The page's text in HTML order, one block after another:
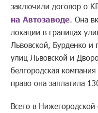
заключили договор о
на Автозаводе. Она
локации в границах
Львовской, Бурденко и
улиц Львовской и
белгородская
право она заплатила
Всего в Нижегородской